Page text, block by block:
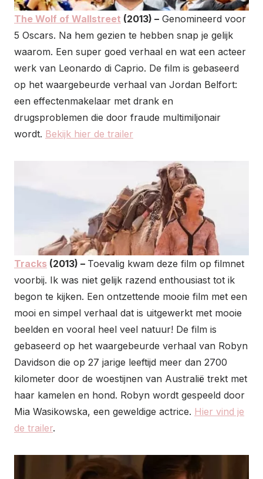
The Wolf of Wallstreet (2013) – Genomineerd voor
5 Oscars. Na hem gezien te hebben snap je gelijk
waarom. Een super goed verhaal en wat een acteer
werk van Leonardo di Caprio. De film is gebaseerd
op het waargebeurde verhaal van Jordan Belfort:
een effectenmakelaar met drank en
drugsproblemen die door fraude multimiljonair
wordt. Bekijk hier de trailer
Tracks (2013) – Toevalig kwam deze film op filmnet
voorbij. Ik was niet gelijk razend enthousiast tot ik
begon te kijken. Een ontzettende mooie film met een
mooi en simpel verhaal dat is uitgewerkt met mooie
beelden en vooral heel veel natuur! De film is
gebaseerd op het waargebeurde verhaal van Robyn
Davidson die op 27 jarige leeftijd meer dan 2700
kilometer door de woestijnen van Australië trekt met
haar kamelen en hond. Robyn wordt gespeeld door
Mia Wasikowska, een geweldige actrice. Hier vind je
de trailer.